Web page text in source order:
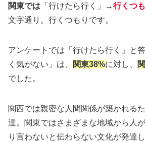
関東では 「行けたら行く」→行くつ
文字通り。行くつもりです。
アンケートでは「行けたら行く」と
く気がない」は、
関東38%に対し、
でした。
関西では親密な人間関係が築かれる
達。関東ではさまざまな地域から人
り言わないと伝わらない文化が発達